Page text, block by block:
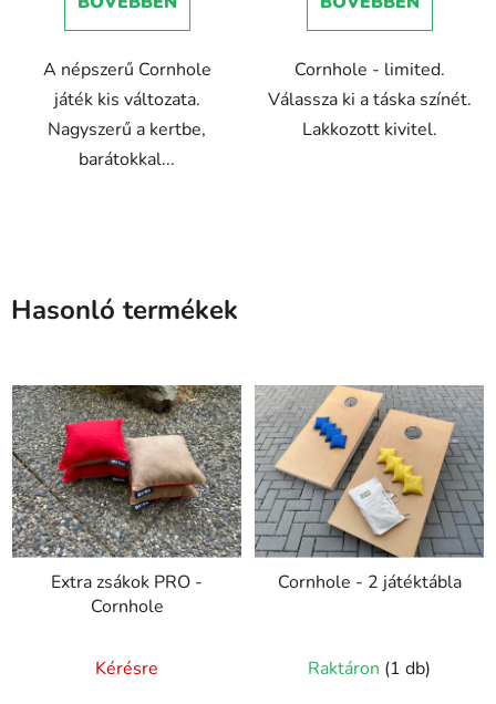
ből
csillag.
A népszerű Cornhole
játék kis változata.
Nagyszerű a kertbe,
barátokkal...
ből
csillag.
Cornhole - limited.
Válassza ki a táska színét.
Lakkozott kivitel.
Hasonló termékek
Extra zsákok PRO -
Cornhole
Kérésre
Cornhole - 2 játéktábla
Raktáron (1 db)